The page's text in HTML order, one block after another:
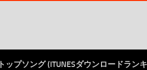
ップソング (ITUNESダウンロードラン